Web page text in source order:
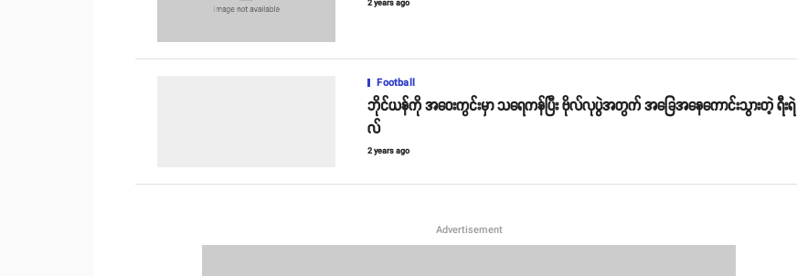
2 years ago
Football
ဘိုင်ယန်ကို အဝေးကွင်းမှာ သရေကန်ပြီး ဗိုလ်လုပွဲအတွက် အခြေအနေကောင်းသွားတဲ့ ရီးရဲ
လ်
2 years ago